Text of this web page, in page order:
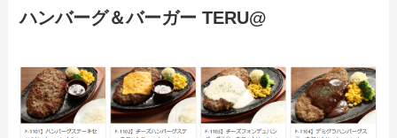
【2024年最新】かごの屋のテイクアウト
ハンバーグ＆バーガー TERU@